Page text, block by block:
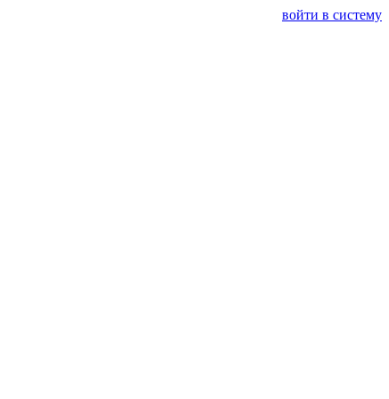
войти в систему